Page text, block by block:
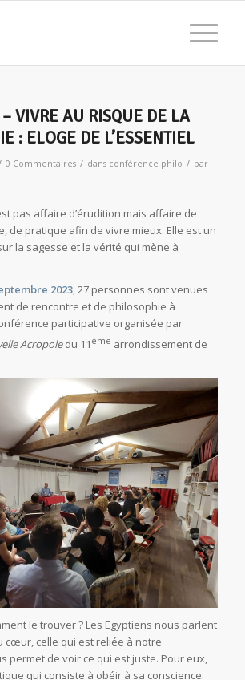
VIVRE AU RISQUE DE LA
: ELOGE DE L’ESSENTIEL
0 Commentaires / dans conférence philo / par
pas affaire d’érudition mais affaire de
de pratique afin de vivre mieux. Elle est un
la sagesse et la vérité qui mène à
2023, 27 personnes sont venues
de rencontre et de philosophie à
participative organisée par
Acropoledu 11 ème arrondissement de
le trouver ? Les Egyptiens nous parlent
cœur, celle qui est reliée à notre
permet de voir ce qui est juste. Pour eux,
qui consiste à obéir à sa conscience.